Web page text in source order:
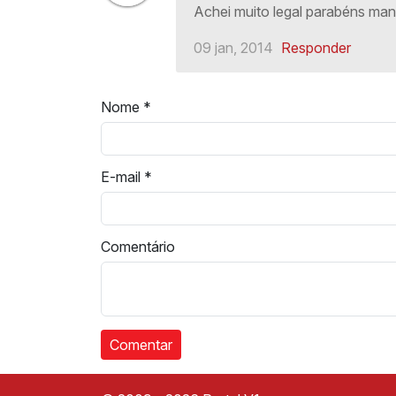
Achei muito legal parabéns
09 jan, 2014 Responder
Nome *
E-mail *
Comentário